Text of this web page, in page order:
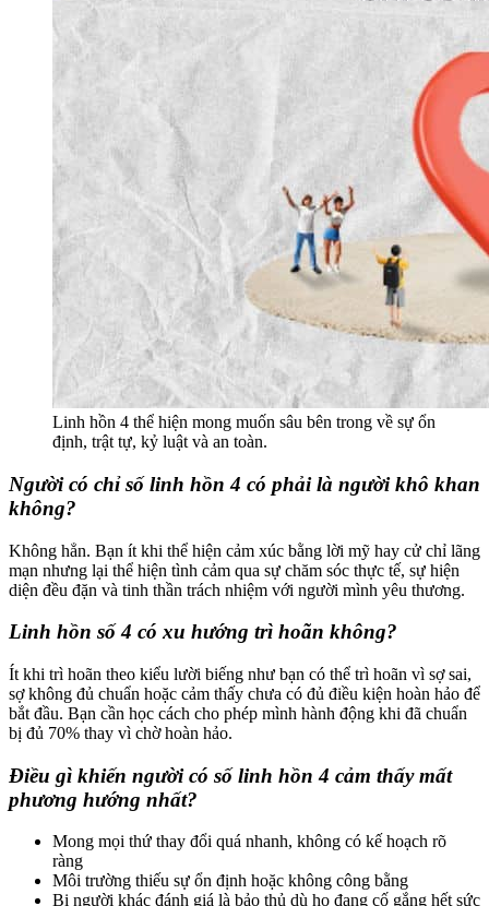
Linh hồn 4 thể hiện mong muốn sâu bên trong về sự ổn
định, trật tự, kỷ luật và an toàn.
Người có chỉ số linh hồn 4 có phải là người khô khan
không?
Không hẳn. Bạn ít khi thể hiện cảm xúc bằng lời mỹ hay cử chỉ lãng
mạn nhưng lại thể hiện tình cảm qua sự chăm sóc thực tế, sự hiện
diện đều đặn và tinh thần trách nhiệm với người mình yêu thương.
Linh hồn số 4 có xu hướng trì hoãn không?
Ít khi trì hoãn theo kiểu lười biếng như bạn có thể trì hoãn vì sợ sai,
sợ không đủ chuẩn hoặc cảm thấy chưa có đủ điều kiện hoàn hảo để
bắt đầu. Bạn cần học cách cho phép mình hành động khi đã chuẩn
bị đủ 70% thay vì chờ hoàn hảo.
Điều gì khiến người có số linh hồn 4 cảm thấy mất
phương hướng nhất?
Mong mọi thứ thay đổi quá nhanh, không có kế hoạch rõ
ràng
Môi trường thiếu sự ổn định hoặc không công bằng
Bị người khác đánh giá là bảo thủ dù họ đang cố gắng hết sức